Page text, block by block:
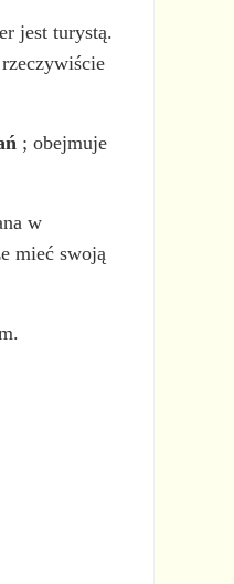
jest turystą.
; obejmuje
w
mieć swoją